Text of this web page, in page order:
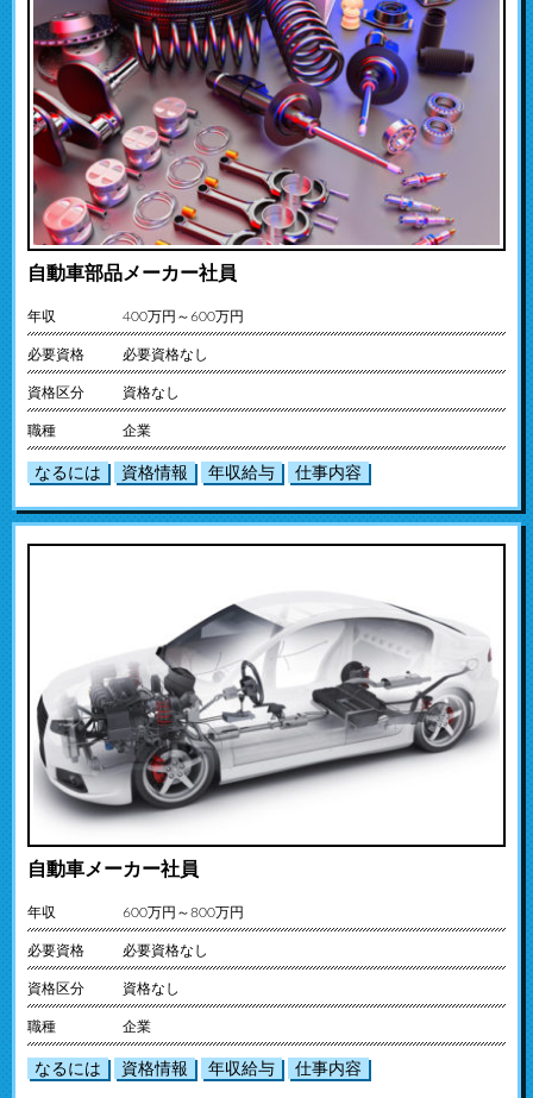
自動車部品メーカー社員
年収 400万円～600万円
必要資格 必要資格なし
資格区分 資格なし
職種 企業
なるには 資格情報 年収給与 仕事内容
自動車メーカー社員
年収 600万円～800万円
必要資格 必要資格なし
資格区分 資格なし
職種 企業
なるには 資格情報 年収給与 仕事内容